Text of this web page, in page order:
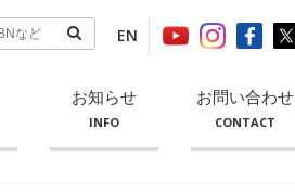
EN
お知らせ
INFO
お問い合わせ
CONTACT